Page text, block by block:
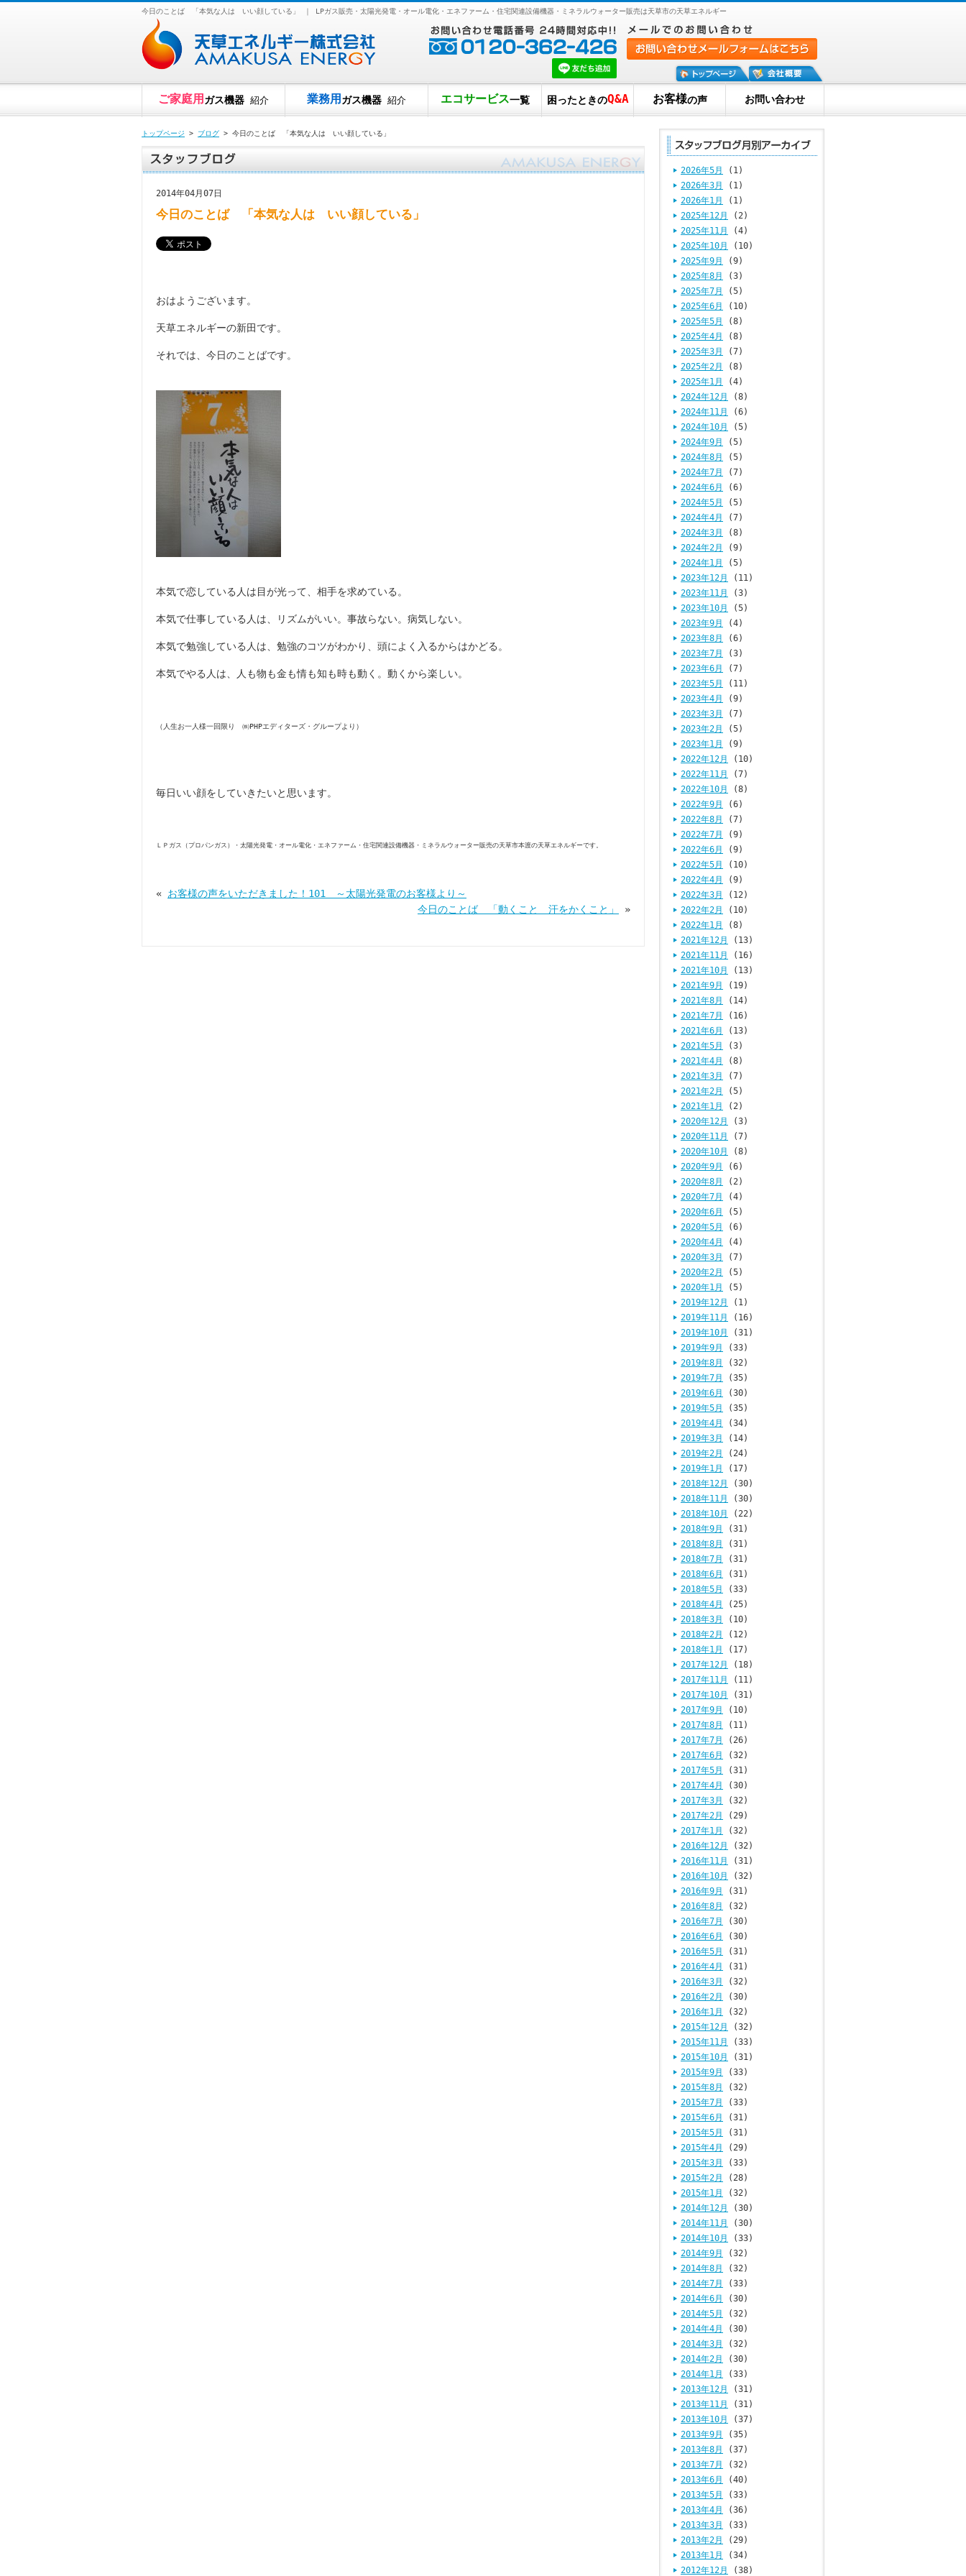
今日のことば 「本気な人は いい顔している」 ｜ LPガス販売・太陽光発電・オール電化・エネファーム・住宅関連設備機器・ミネラルウォーター販売は天草市の天草エネルギー
ご家庭用 ガス機器 紹介 業務用 ガス機器 紹介 エコサービス一覧 困ったときのQ&A お客様の声 お問い合わせ
トップページ > ブログ > 今日のことば 「本気な人は いい顔している」
2014年04月07日
今日のことば 「本気な人は いい顔している」
おはようございます。
天草エネルギーの新田です。
それでは、今日のことばです。
本気で恋している人は目が光って、相手を求めている。
本気で仕事している人は、リズムがいい。事故らない。病気しない。
本気で勉強している人は、勉強のコツがわかり、頭によく入るからはかどる。
本気でやる人は、人も物も金も情も知も時も動く。動くから楽しい。
（人生お一人様一回限り ㈱PHPエディターズ・グループより）
毎日いい顔をしていきたいと思います。
ＬＰガス（プロパンガス）・太陽光発電・オール電化・エネファーム・住宅関連設備機器・ミネラルウォーター販売の天草市本渡の天草エネルギーです。
« お客様の声をいただきました！101 ～太陽光発電のお客様より～
今日のことば 「動くこと 汗をかくこと」
»
2026年5月
(1)
2026年3月
(1)
2026年1月
(1)
2025年12月
(2)
2025年11月
(4)
2025年10月
(10)
2025年9月
(9)
2025年8月
(3)
2025年7月
(5)
2025年6月
(10)
2025年5月
(8)
2025年4月
(8)
2025年3月
(7)
2025年2月
(8)
2025年1月
(4)
2024年12月
(8)
2024年11月
(6)
2024年10月
(5)
2024年9月
(5)
2024年8月
(5)
2024年7月
(7)
2024年6月
(6)
2024年5月
(5)
2024年4月
(7)
2024年3月
(8)
2024年2月
(9)
2024年1月
(5)
2023年12月
(11)
2023年11月
(3)
2023年10月
(5)
2023年9月
(4)
2023年8月
(6)
2023年7月
(3)
2023年6月
(7)
2023年5月
(11)
2023年4月
(9)
2023年3月
(7)
2023年2月
(5)
2023年1月
(9)
2022年12月
(10)
2022年11月
(7)
2022年10月
(8)
2022年9月
(6)
2022年8月
(7)
2022年7月
(9)
2022年6月
(9)
2022年5月
(10)
2022年4月
(9)
2022年3月
(12)
2022年2月
(10)
2022年1月
(8)
2021年12月
(13)
2021年11月
(16)
2021年10月
(13)
2021年9月
(19)
2021年8月
(14)
2021年7月
(16)
2021年6月
(13)
2021年5月
(3)
2021年4月
(8)
2021年3月
(7)
2021年2月
(5)
2021年1月
(2)
2020年12月
(3)
2020年11月
(7)
2020年10月
(8)
2020年9月
(6)
2020年8月
(2)
2020年7月
(4)
2020年6月
(5)
2020年5月
(6)
2020年4月
(4)
2020年3月
(7)
2020年2月
(5)
2020年1月
(5)
2019年12月
(1)
2019年11月
(16)
2019年10月
(31)
2019年9月
(33)
2019年8月
(32)
2019年7月
(35)
2019年6月
(30)
2019年5月
(35)
2019年4月
(34)
2019年3月
(14)
2019年2月
(24)
2019年1月
(17)
2018年12月
(30)
2018年11月
(30)
2018年10月
(22)
2018年9月
(31)
2018年8月
(31)
2018年7月
(31)
2018年6月
(31)
2018年5月
(33)
2018年4月
(25)
2018年3月
(10)
2018年2月
(12)
2018年1月
(17)
2017年12月
(18)
2017年11月
(11)
2017年10月
(31)
2017年9月
(10)
2017年8月
(11)
2017年7月
(26)
2017年6月
(32)
2017年5月
(31)
2017年4月
(30)
2017年3月
(32)
2017年2月
(29)
2017年1月
(32)
2016年12月
(32)
2016年11月
(31)
2016年10月
(32)
2016年9月
(31)
2016年8月
(32)
2016年7月
(30)
2016年6月
(30)
2016年5月
(31)
2016年4月
(31)
2016年3月
(32)
2016年2月
(30)
2016年1月
(32)
2015年12月
(32)
2015年11月
(33)
2015年10月
(31)
2015年9月
(33)
2015年8月
(32)
2015年7月
(33)
2015年6月
(31)
2015年5月
(31)
2015年4月
(29)
2015年3月
(33)
2015年2月
(28)
2015年1月
(32)
2014年12月
(30)
2014年11月
(30)
2014年10月
(33)
2014年9月
(32)
2014年8月
(32)
2014年7月
(33)
2014年6月
(30)
2014年5月
(32)
2014年4月
(30)
2014年3月
(32)
2014年2月
(30)
2014年1月
(33)
2013年12月
(31)
2013年11月
(31)
2013年10月
(37)
2013年9月
(35)
2013年8月
(37)
2013年7月
(32)
2013年6月
(40)
2013年5月
(33)
2013年4月
(36)
2013年3月
(33)
2013年2月
(29)
2013年1月
(34)
2012年12月
(38)